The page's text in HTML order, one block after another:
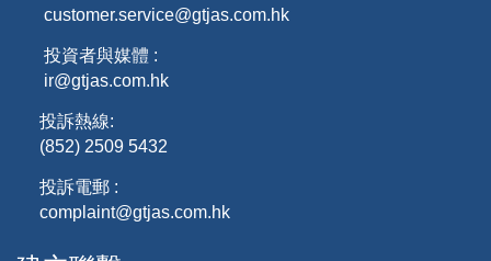
customer.service@gtjas.com.hk
投資者與媒體 :
ir@gtjas.com.hk
投訴熱線:
(852) 2509 5432
投訴電郵 :
complaint@gtjas.com.hk